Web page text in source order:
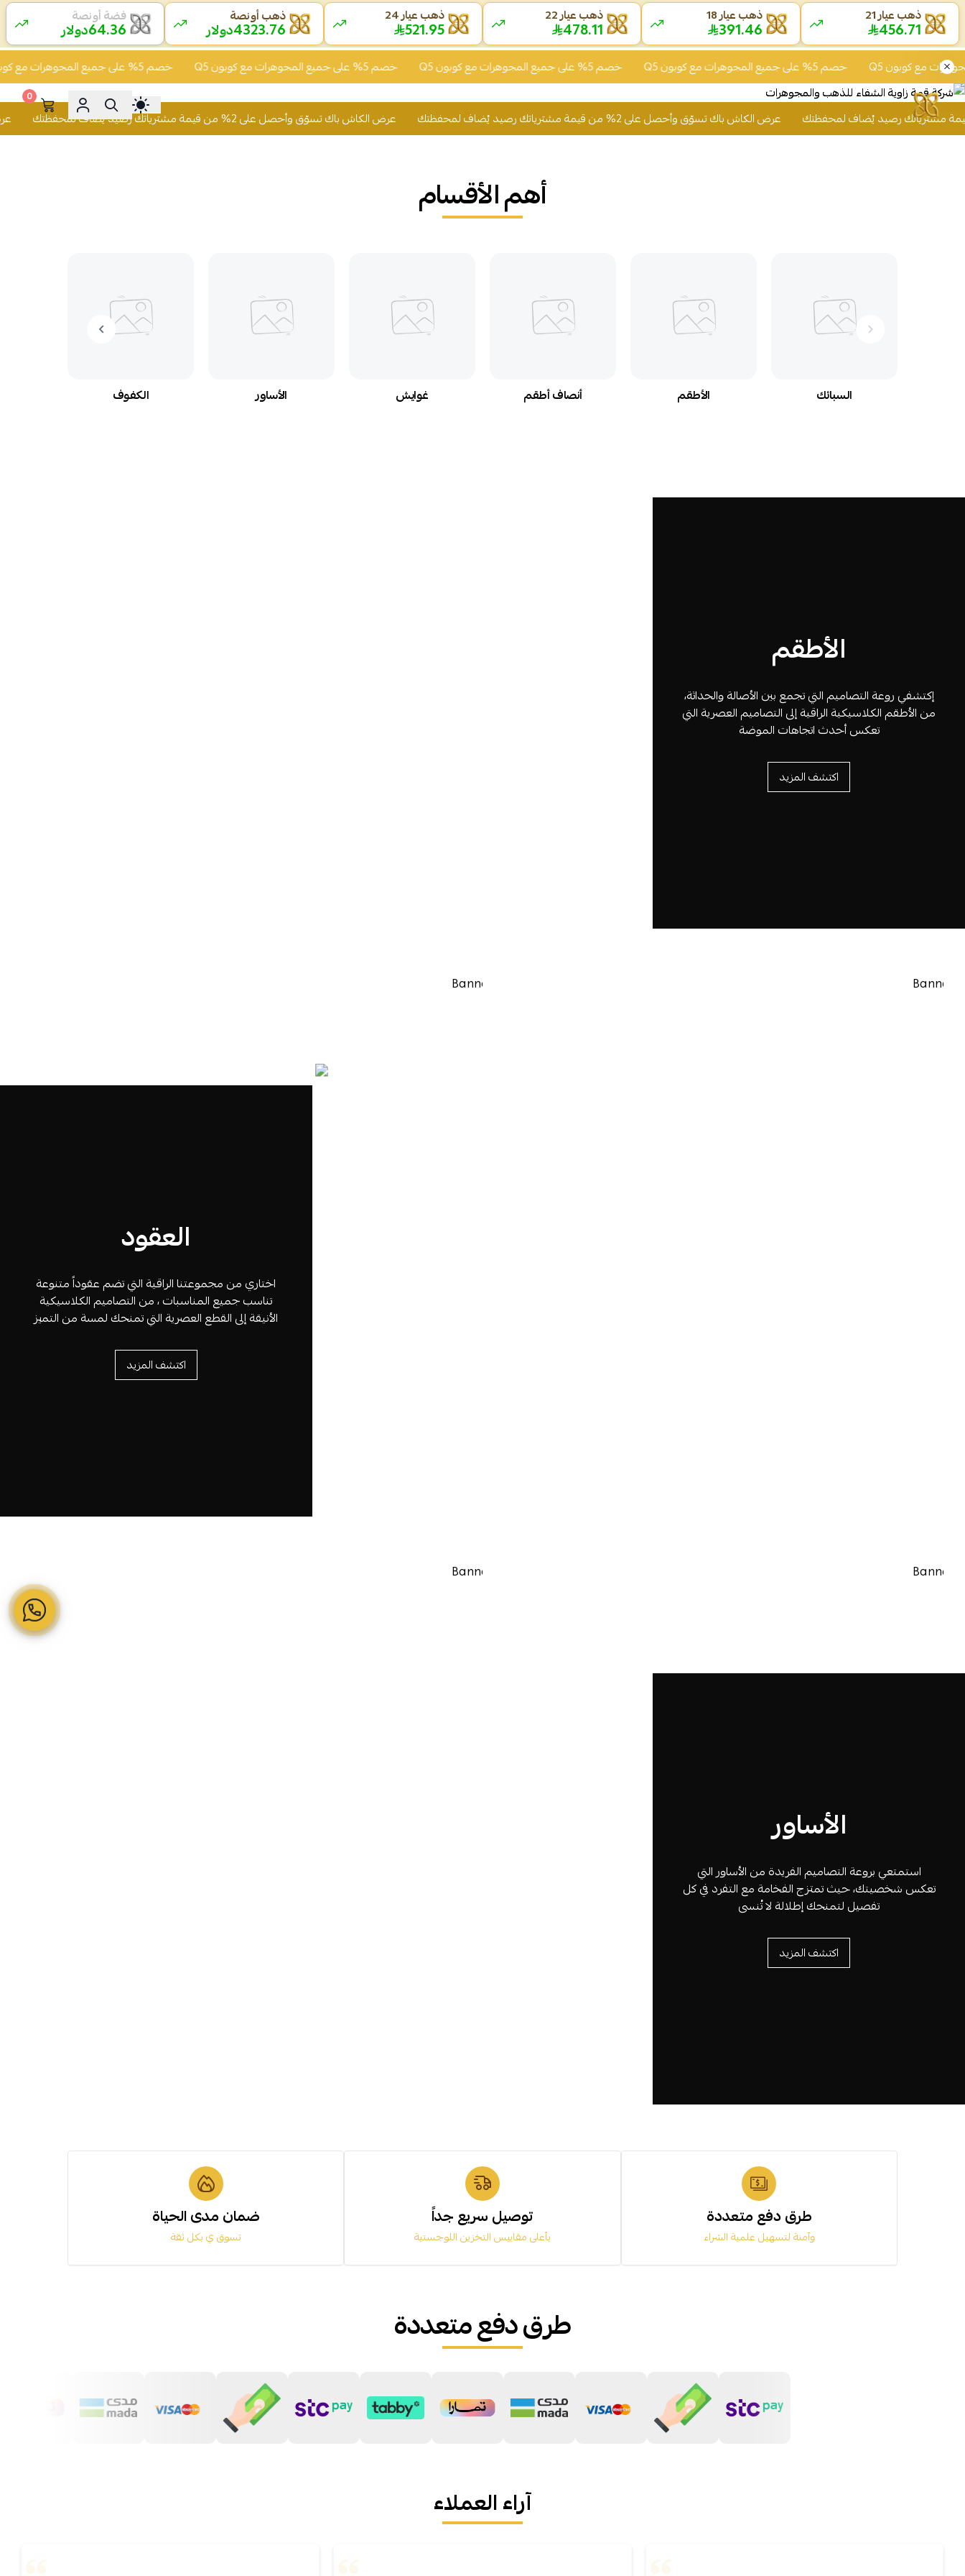
خصم 5% على جميع المجوهرات مع كوبون Q5 خصم 5% على جميع المجوهرات مع كوبون Q5 خصم 5% على جميع المجوهرات مع كوبون Q5 خصم 5% على جميع المجوهرات مع كوبون Q5
0
عرض الكاش باك تسوّق وأحصل على 2% من قيمة مشترياتك رصيد يُضاف لمحفظتك عرض الكاش باك تسوّق وأحصل على 2% من قيمة مشترياتك رصيد يُضاف لمحفظتك عرض الكاش باك تسوّق
أهم الأقسام
السبائك الأطقم أنصاف أطقم غوايش الأساور الكفوف
الأطقم
إكتشفي روعة التصاميم التي تجمع بين الأصالة والحداثة،
من الأطقم الكلاسيكية الراقية إلى التصاميم العصرية التي
تعكس أحدث اتجاهات الموضة
اكتشف المزيد
العقود
اختاري من مجموعتنا الراقية التي تضم عقوداً متنوعة
تناسب جميع المناسبات ، من التصاميم الكلاسيكية
الأنيقة إلى القطع العصرية التي تمنحك لمسة من التميز
اكتشف المزيد
الأساور
استمتعي بروعة التصاميم الفريدة من الأساور التي
تعكس شخصيتك، حيث تمتزج الفخامة مع التفرد في كل
تفصيل لتمنحك إطلالة لا تُنسى
اكتشف المزيد
طرق دفع متعددة
وآمنة لتسهيل علمية الشراء
توصيل سريع جداً
بأعلى مقاييس التخزين اللوجستية
ضمان مدى الحياة
تسوق ي بكل ثقة
طرق دفع متعددة
آراء العملاء
ذهب عيار 21
456.71
ذهب عيار 18
391.46
ذهب عيار 22
478.11
ذهب عيار 24
521.95
ذهب أونصة
4323.76دولار
فضة أونصة
64.36دولار